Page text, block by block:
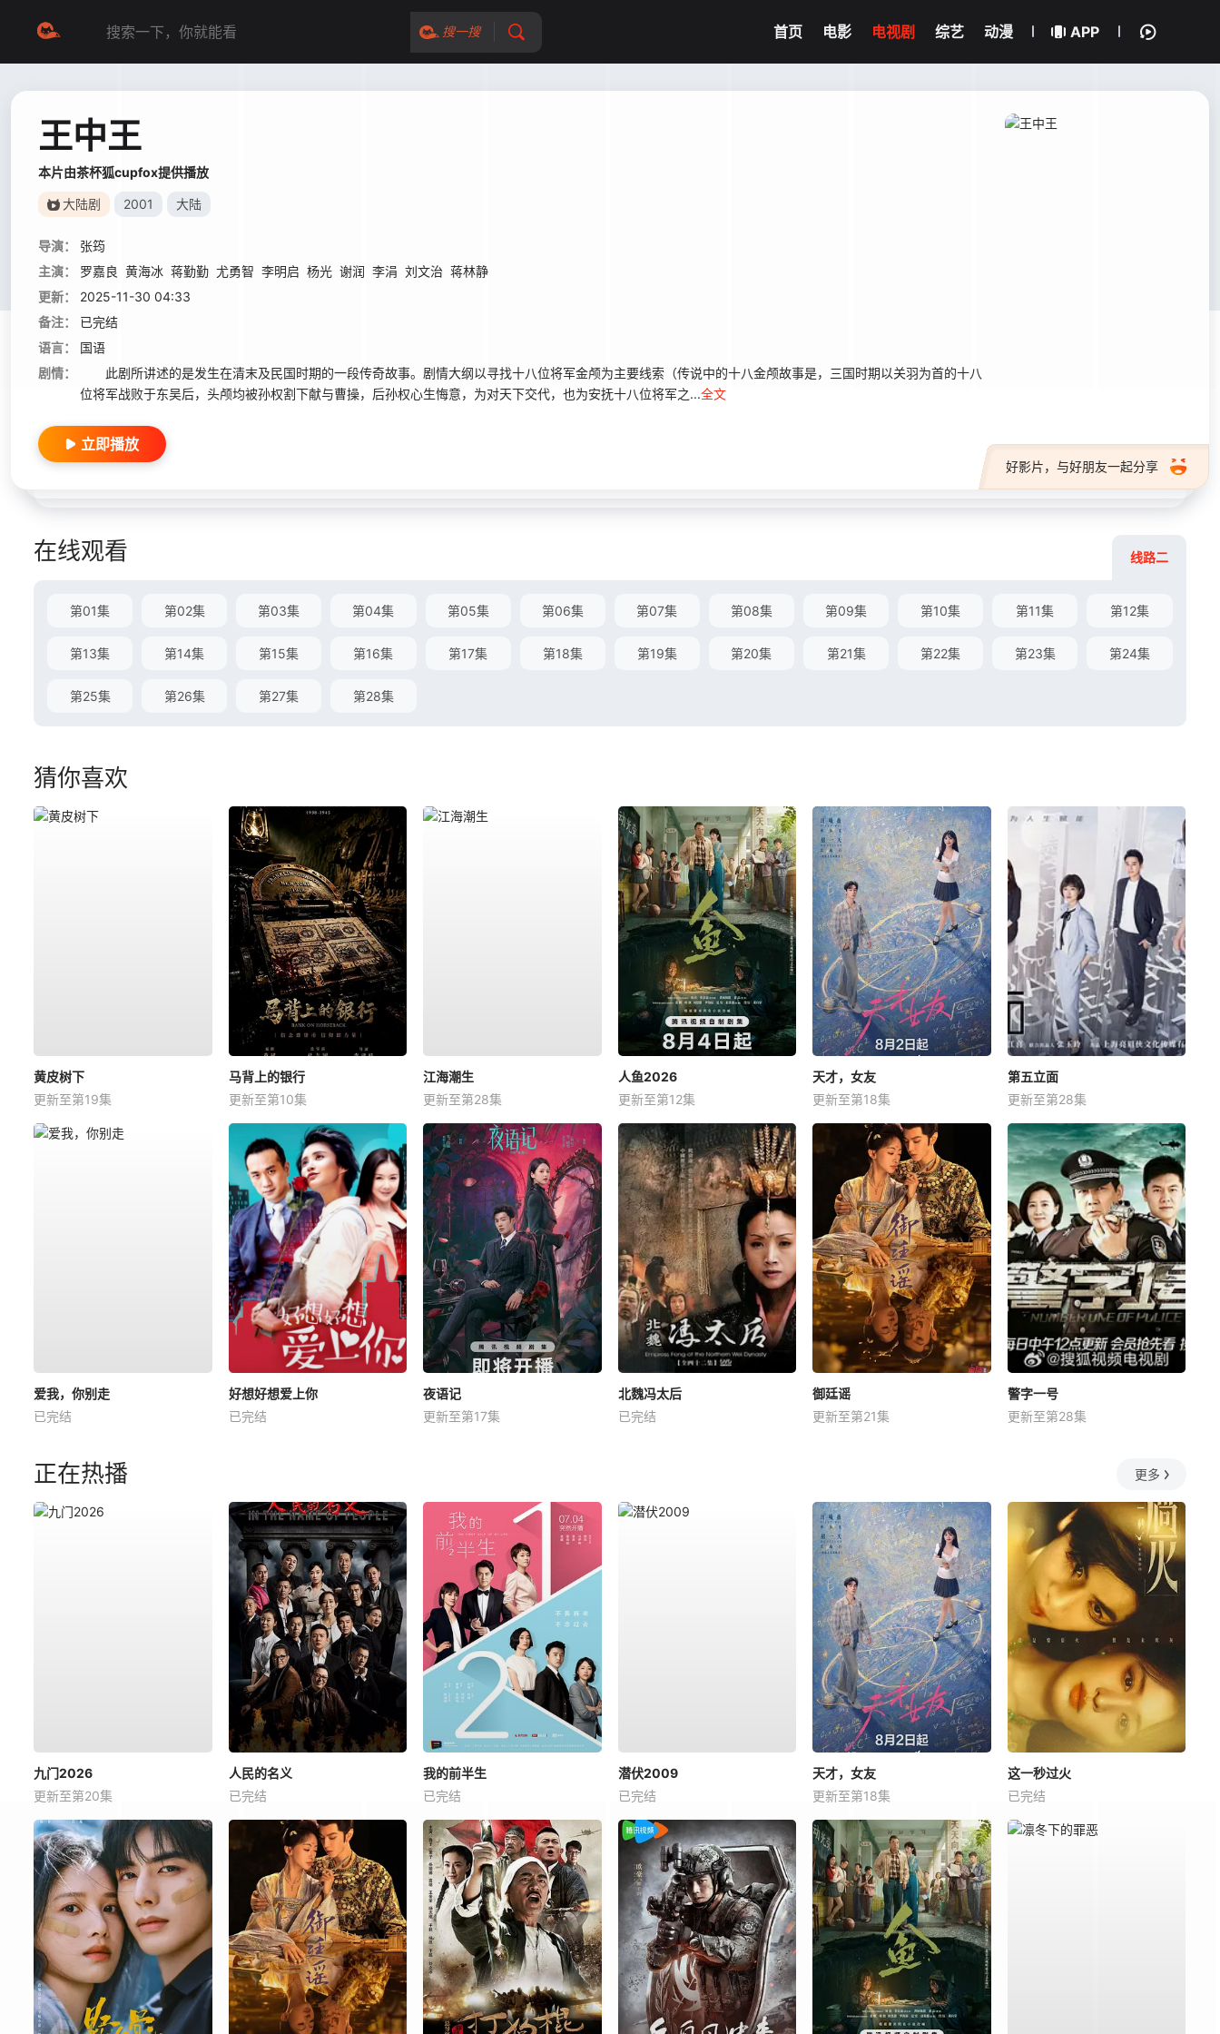
搜一搜 首页 电影 电视剧 综艺 动漫 APP
王中王
本片由茶杯狐cupfox提供播放
大陆剧 2001 大陆
导演：
张筠
主演：
罗嘉良 黄海冰 蒋勤勤 尤勇智 李明启 杨光 谢润 李涓 刘文治 蒋林静
更新：
2025-11-30 04:33
备注：
已完结
语言：
国语
剧情：
此剧所讲述的是发生在清末及民国时期的一段传奇故事。剧情大纲以寻找十八位将军金颅为主要线索（传说中的十八金颅故事是，三国时期以关羽为首的十八
位将军战败于东吴后，头颅均被孙权割下献与曹操，后孙权心生悔意，为对天下交代，也为安抚十八位将军之...全文
好影片，与好朋友一起分享
立即播放
在线观看 线路二
第01集 第02集 第03集 第04集 第05集 第06集 第07集 第08集 第09集 第10集 第11集 第12集
第13集 第14集 第15集 第16集 第17集 第18集 第19集 第20集 第21集 第22集 第23集 第24集
第25集 第26集 第27集 第28集
猜你喜欢
黄皮树下
更新至第19集
马背上的银行
更新至第10集
江海潮生
更新至第28集
人鱼2026
更新至第12集
天才，女友
更新至第18集
第五立面
更新至第28集
爱我，你别走
已完结
好想好想爱上你
已完结
夜语记
更新至第17集
北魏冯太后
已完结
御廷谣
更新至第21集
警字一号
更新至第28集
正在热播 更多
九门2026
更新至第20集
人民的名义
已完结
我的前半生
已完结
潜伏2009
已完结
天才，女友
更新至第18集
这一秒过火
已完结